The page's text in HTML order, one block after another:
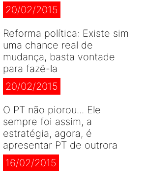
20/02/2015
Reforma política: Existe sim
uma chance real de
mudança, basta vontade
para fazê-la
20/02/2015
O PT não piorou... Ele
sempre foi assim, a
estratégia, agora, é
apresentar PT de outrora
16/02/2015